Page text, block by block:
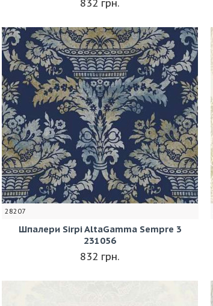
832 грн.
28207
Шпалери Sirpi AltaGamma Sempre 3
231056
832 грн.